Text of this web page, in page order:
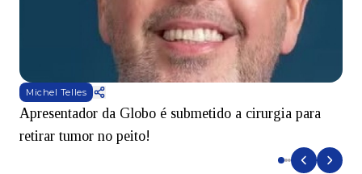
Michel Telles
Apresentador da Globo é submetido a cirurgia para
retirar tumor no peito!